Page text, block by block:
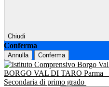
Chiudi
Conferma
Annulla Conferma
BORGO VAL DI TARO Parma
Secondaria di primo grado